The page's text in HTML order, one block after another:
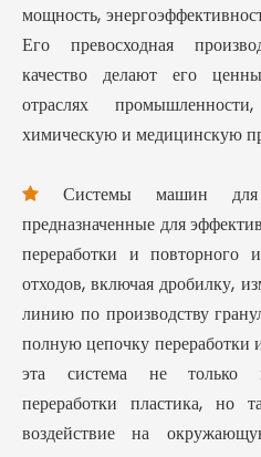
мощность,
Его превосходная
качество делают его
отраслях
химическую и медицинскую

Системы машин для
предназначенные для
переработки и повторного
отходов, включая дробилку,
линию по производству
полную цепочку переработки
эта система не только
переработки пластика, но
воздействие на